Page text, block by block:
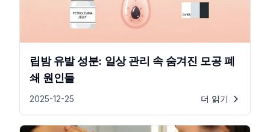
립밤 유발 성분: 일상 관리 속 숨겨진 모공 폐
쇄 원인들
2025-12-25 더 읽기